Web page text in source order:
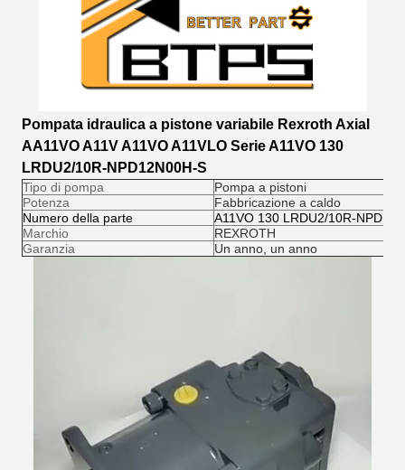
Pompata idraulica a pistone variabile Rexroth Axial
AA11VO A11V A11VO A11VLO Serie A11VO 130
LRDU2/10R-NPD12N00H-S
Tipo di pompa
Pompa a pistoni
Potenza
Fabbricazione a caldo
Numero della parte
A11VO 130 LRDU2/10R-
Marchio
REXROTH
Garanzia
Un anno, un anno